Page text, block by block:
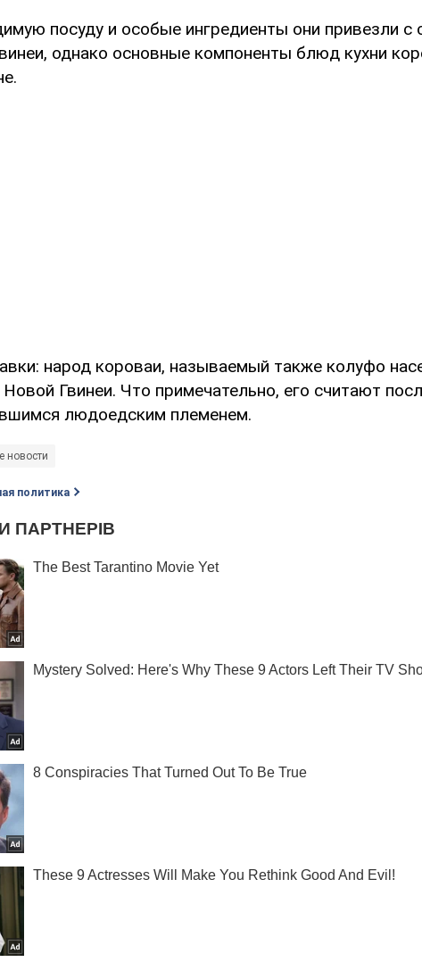
посуду и особые ингредиенты они привезли с
однако основные компоненты блюд кухни
народ короваи, называемый также колуфо
Гвинеи. Что примечательно, его считают
людоедским племенем.
новости
политика